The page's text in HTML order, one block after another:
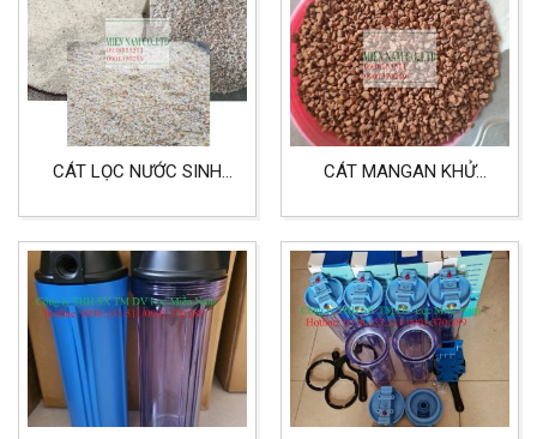
CÁT LỌC NƯỚC SINH
PHÈN VÀ CẶN
CÁT MANGAN KHỬ
NƯỚC GIẾNG KHOAN